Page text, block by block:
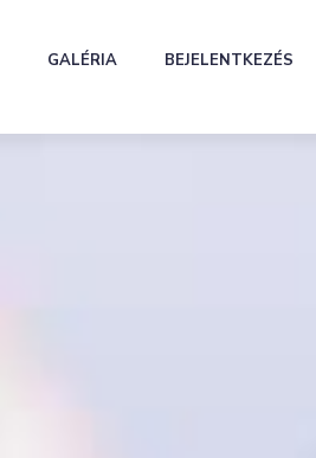
GALÉRIA BEJELENTKEZÉS